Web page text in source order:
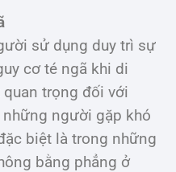
sử dụng duy trì sự
cơ té ngã khi di
trọng đối với
người gặp khó
biệt là trong những
bằng phẳng ở